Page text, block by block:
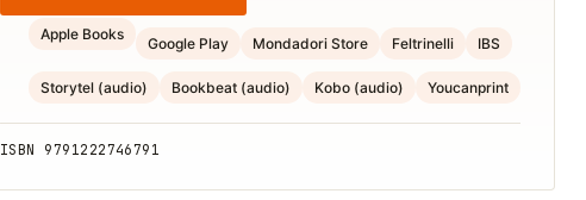
Apple Books
Google Play Mondadori Store Feltrinelli IBS
Storytel (audio) Bookbeat (audio) Kobo (audio) Youcanprint
ISBN 9791222746791